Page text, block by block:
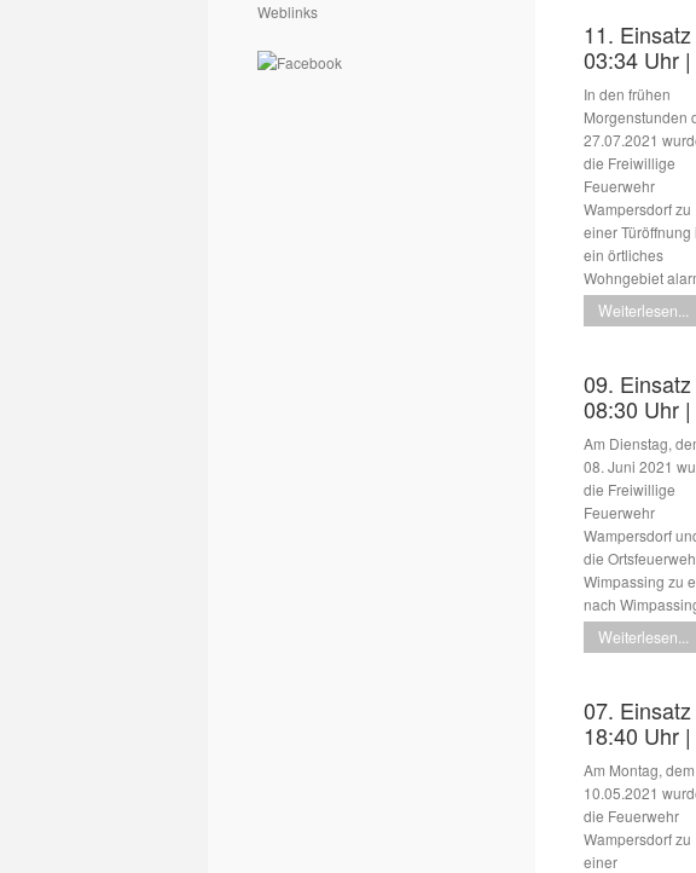
Weblinks
11.
03:34 Uhr
In den frühen
Morgenstunden
27.07.2021
die Freiwillige
Feuerwehr
Wampersdorf zu
einer Türöffnung
ein örtliches
Wohngebiet
Weiterlesen...
09.
08:30 Uhr
Am Dienstag,
08. Juni 2021
die Freiwillige
Feuerwehr
Wampersdorf
die
Wimpassing zu
nach
Weiterlesen...
07.
18:40 Uhr
Am Montag, dem
10.05.2021
die Feuerwehr
Wampersdorf zu
einer